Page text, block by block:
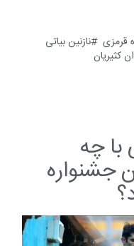
قرمزی
نازنین بیاتی
کثیریان
با چه
جشنواره